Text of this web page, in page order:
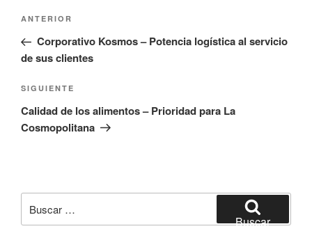
Navegación
entradas
Entrada
anterior:
ANTERIOR
Corporativo Kosmos – Potencia logística al servicio
de sus clientes
Siguiente
entrada
SIGUIENTE
Calidad de los alimentos – Prioridad para La
Cosmopolitana
por:
Buscar